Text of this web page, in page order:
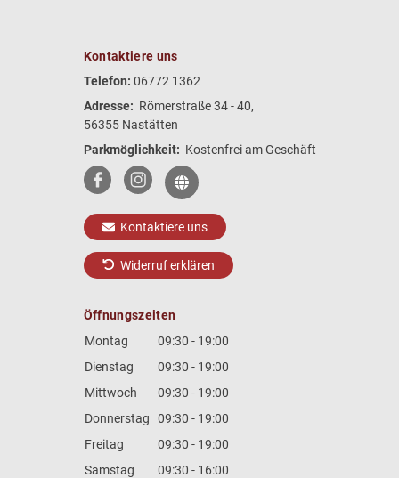
Kontaktiere uns
Telefon: 06772 1362
Adresse: Römerstraße 34 - 40,
56355 Nastätten
Parkmöglichkeit: Kostenfrei am Geschäft
Kontaktiere uns
Widerruf erklären
Öffnungszeiten
Montag
09:30 - 19:00
Dienstag
09:30 - 19:00
Mittwoch
09:30 - 19:00
Donnerstag
09:30 - 19:00
Freitag
09:30 - 19:00
Samstag
09:30 - 16:00